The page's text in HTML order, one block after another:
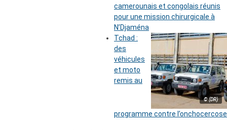
camerounais et congolais réunis
pour une mission chirurgicale à
N’Djaména
© (DR)
Tchad :
des
véhicules
et moto
remis au
programme contre l’onchocercose